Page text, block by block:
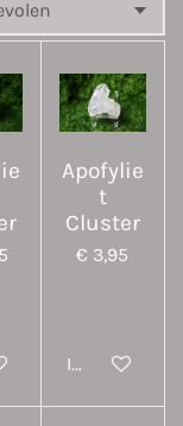
Apofylie
t
Cluster
€ 3,95
In